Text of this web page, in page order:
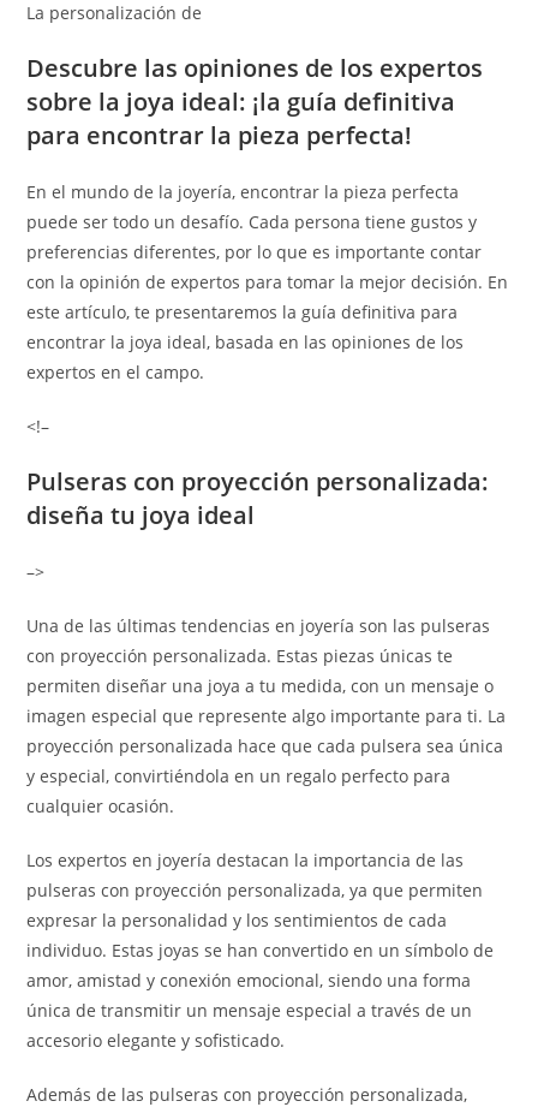
La personalización de
Descubre las opiniones de los expertos
sobre la joya ideal: ¡la guía definitiva
para encontrar la pieza perfecta!
En el mundo de la joyería, encontrar la pieza perfecta
puede ser todo un desafío. Cada persona tiene gustos y
preferencias diferentes, por lo que es importante contar
con la opinión de expertos para tomar la mejor decisión. En
este artículo, te presentaremos la guía definitiva para
encontrar la joya ideal, basada en las opiniones de los
expertos en el campo.
<!–
Pulseras con proyección personalizada:
diseña tu joya ideal
–>
Una de las últimas tendencias en joyería son las pulseras
con proyección personalizada. Estas piezas únicas te
permiten diseñar una joya a tu medida, con un mensaje o
imagen especial que represente algo importante para ti. La
proyección personalizada hace que cada pulsera sea única
y especial, convirtiéndola en un regalo perfecto para
cualquier ocasión.
Los expertos en joyería destacan la importancia de las
pulseras con proyección personalizada, ya que permiten
expresar la personalidad y los sentimientos de cada
individuo. Estas joyas se han convertido en un símbolo de
amor, amistad y conexión emocional, siendo una forma
única de transmitir un mensaje especial a través de un
accesorio elegante y sofisticado.
Además de las pulseras con proyección personalizada,